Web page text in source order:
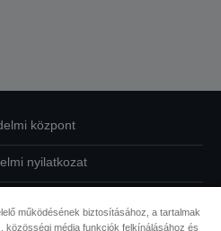
központ
nyilatkozat
működésének biztosításához, a tartalmak
média funkciók felkínálásához és